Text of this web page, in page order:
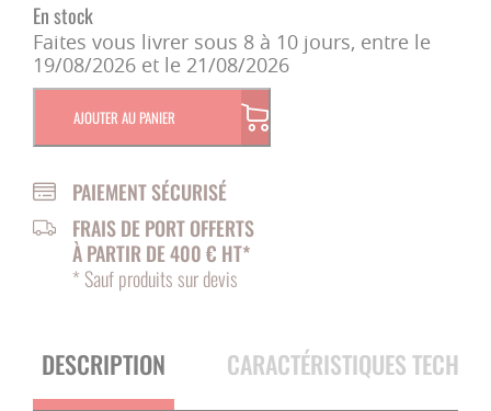
En stock
Faites vous livrer sous 8 à 10 jours, entre le
19/08/2026 et le 21/08/2026
AJOUTER AU PANIER
PAIEMENT SÉCURISÉ
FRAIS DE PORT OFFERTS
À PARTIR DE 400 € HT*
* Sauf produits sur devis
DESCRIPTION CARACTÉRISTIQUES